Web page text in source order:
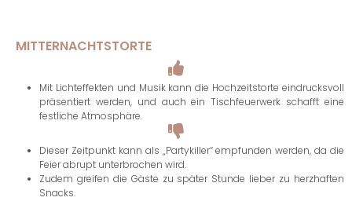
MITTERNACHTSTORTE
Mit Lichteffekten und Musik kann die Hochzeitstorte eindrucksvoll
präsentiert werden, und auch ein Tischfeuerwerk schafft eine
festliche Atmosphäre.
Dieser Zeitpunkt kann als „Partykiller“ empfunden werden, da die
Feier abrupt unterbrochen wird.
Zudem greifen die Gäste zu später Stunde lieber zu herzhaften
Snacks.